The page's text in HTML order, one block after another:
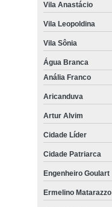
Vila Anastácio
Vila Leopoldina
Vila Sônia
Água Branca
Anália Franco
Aricanduva
Artur Alvim
Cidade Líder
Cidade Patriarca
Engenheiro Goulart
Ermelino Matarazzo